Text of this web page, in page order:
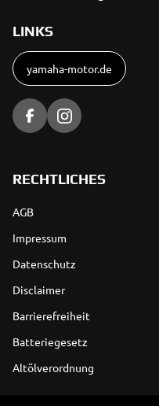
LINKS
yamaha-motor.de
RECHTLICHES
AGB
Impressum
Datenschutz
Disclaimer
Barrierefreiheit
Batteriegesetz
Altölverordnung